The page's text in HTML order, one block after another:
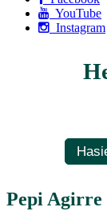
YouTube
Instagram
Pepi Agirre